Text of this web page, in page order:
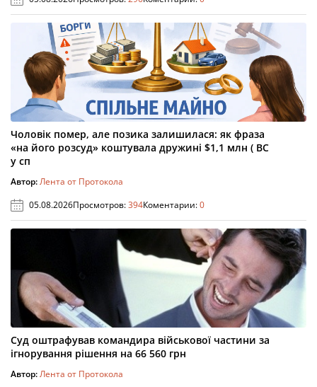
Чоловік помер, але позика залишилася: як фраза
«на його розсуд» коштувала дружині $1,1 млн ( ВС
у сп
Автор:Лента от Протокола
05.08.2026Просмотров:394Коментарии:0
Суд оштрафував командира військової частини за
ігнорування рішення на 66 560 грн
Автор:Лента от Протокола